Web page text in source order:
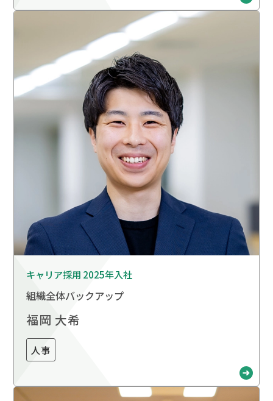
キャリア採用 2025年入社
組織全体バックアップ
福岡 大希
人事